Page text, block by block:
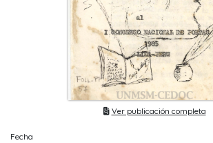
Ver publicación completa
Fecha